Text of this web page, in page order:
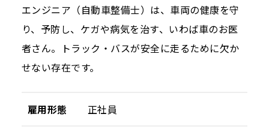
エンジニア（自動車整備士）は、車両の健康を守
り、予防し、ケガや病気を治す、いわば車のお医
者さん。トラック・バスが安全に走るために欠か
せない存在です。
雇用形態 正社員